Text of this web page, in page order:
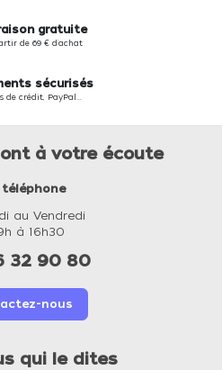
gratuite
de 69 € d'achat
sécurisés
de crédit, PayPal...
à votre écoute
téléphone
au Vendredi
à 16h30
32 90 80
nous
qui le dites